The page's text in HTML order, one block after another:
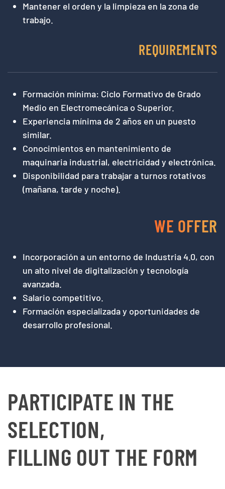
Mantener el orden y la limpieza en la zona de
trabajo.
REQUIREMENTS
Formación mínima: Ciclo Formativo de Grado
Medio en Electromecánica o Superior.
Experiencia mínima de 2 años en un puesto
similar.
Conocimientos en mantenimiento de
maquinaria industrial, electricidad y electrónica.
Disponibilidad para trabajar a turnos rotativos
(mañana, tarde y noche).
WE OFFER
Incorporación a un entorno de Industria 4.0, con
un alto nivel de digitalización y tecnología
avanzada.
Salario competitivo.
Formación especializada y oportunidades de
desarrollo profesional.
PARTICIPATE IN THE
SELECTION,
FILLING OUT THE FORM